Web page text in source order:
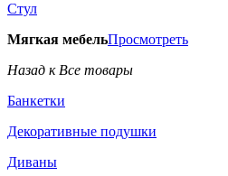
Стул
Мягкая мебельПросмотреть
Назад к Все товары
Банкетки
Декоративные подушки
Диваны